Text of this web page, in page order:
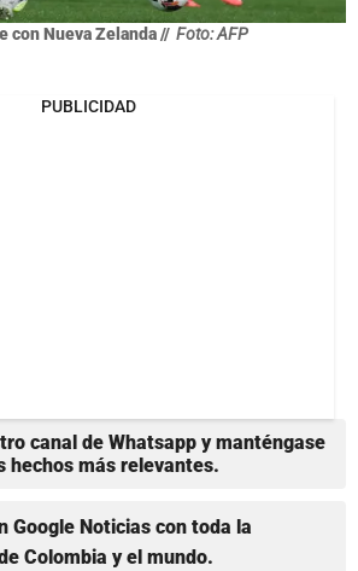
con Nueva Zelanda // Foto: AFP
PUBLICIDAD
canal de Whatsapp y manténgase
hechos más relevantes.
Google Noticias con toda la
Colombia y el mundo.